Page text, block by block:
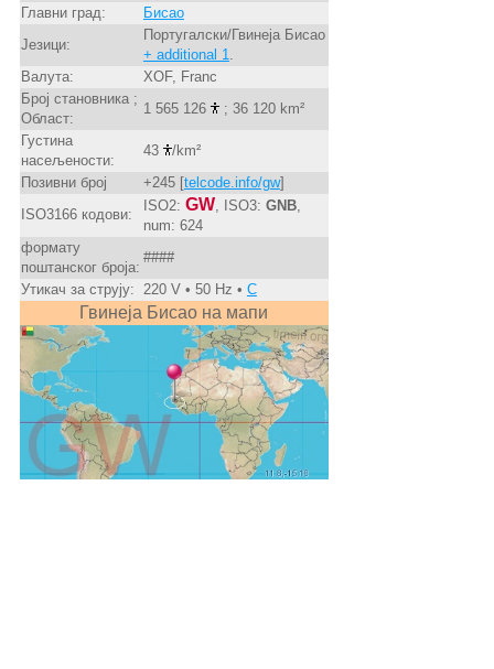
Главни град:
Бисао
Језици:
Португалски/Гвинеја Бисао
+ additional 1
Валута:
XOF, Franc
Број становника ;
Област:
1 565 126
; 36 120 km²
Густина
насељености:
43
/km²
Позивни број
+245 [telcode.info/gw]
ISO3166 кодови:
ISO2: GW, ISO3: GNB,
num: 624
формату
поштанског броја:
####
Утикач за струју:
220 V • 50 Hz • C
Гвинеја Бисао на мапи